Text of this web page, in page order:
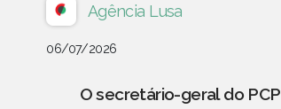
Agência Lusa
06/07/2026
O secretário-geral do